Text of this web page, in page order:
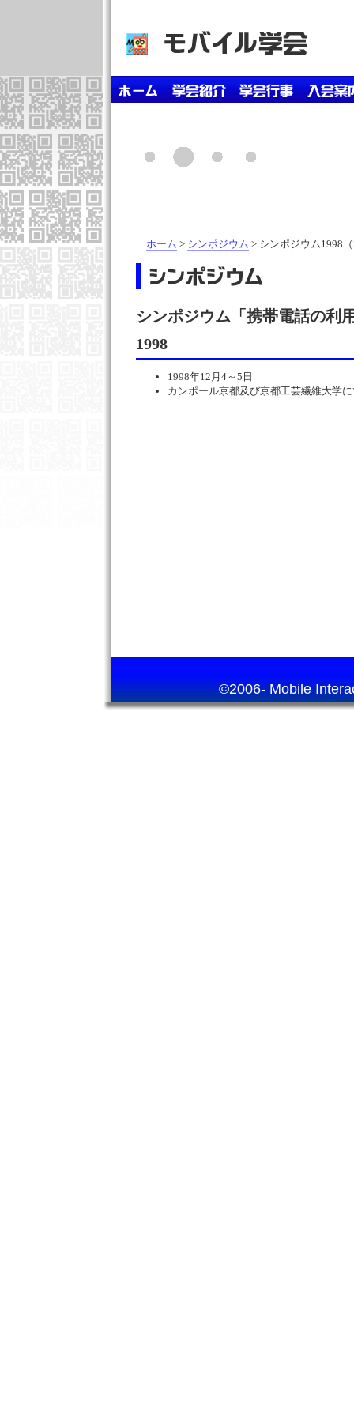
ホーム > シンポジウム > シンポジウム1998
シンポジウム「携帯電話の利
1998
1998年12月4～5日
カンポール京都及び京都工芸繊維大学
©2006- Mobile